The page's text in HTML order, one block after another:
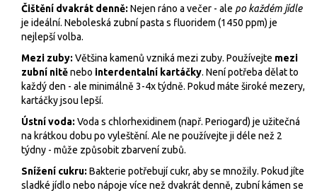
Čištění dvakrát denně: Nejen ráno a večer - ale po každém jídle
je ideální. Neboleská zubní pasta s fluoridem (1450 ppm) je
nejlepší volba.
Mezi zuby: Většina kamenů vzniká mezi zuby. Používejte mezi
zubní nitěnebo interdentalní kartáčky. Není potřeba dělat to
každý den - ale minimálně 3-4x týdně. Pokud máte široké mezery,
kartáčky jsou lepší.
Ústní voda: Voda s chlorhexidinem (např. Periogard) je užitečná
na krátkou dobu po vyleštění. Ale ne používejte ji déle než 2
týdny - může způsobit zbarvení zubů.
Snížení cukru: Bakterie potřebují cukr, aby se množily. Pokud jíte
sladké jídlo nebo nápoje více než dvakrát denně, zubní kámen se